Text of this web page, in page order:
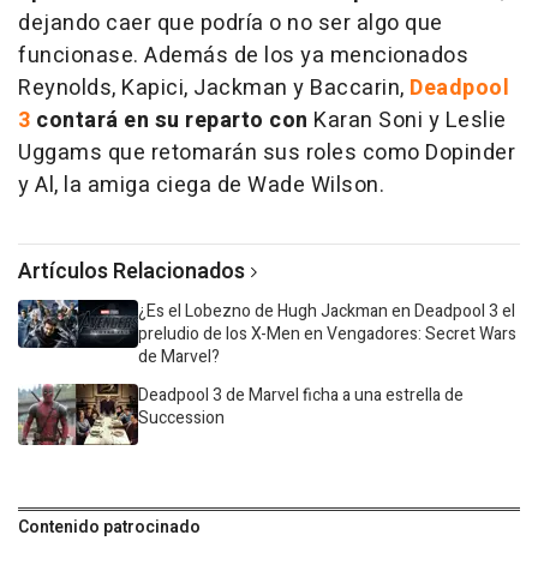
dejando caer que podría o no ser algo que
funcionase. Además de los ya mencionados
Reynolds, Kapici, Jackman y Baccarin, Deadpool
3 contará en su reparto con Karan Soni y Leslie
Uggams que retomarán sus roles como Dopinder
y Al, la amiga ciega de Wade Wilson.
Artículos Relacionados
¿Es el Lobezno de Hugh Jackman en Deadpool 3 el
preludio de los X-Men en Vengadores: Secret Wars
de Marvel?
Deadpool 3 de Marvel ficha a una estrella de
Succession
Contenido patrocinado